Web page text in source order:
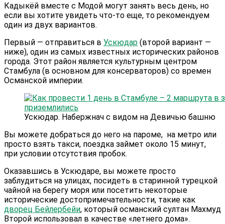
Кадыкёй вместе с Модой могут занять весь день, но
если вы хотите увидеть что-то еще, то рекомендуем
один из двух вариантов.
Первый — отправиться в Ускюдар (второй вариант —
ниже), один из самых известных исторических районов
города. Этот район является культурным центром
Стамбула (в основном для консерваторов) со времен
Османской империи.
Ускюдар. Набержнач с видом на Девичью башню
Вы можете добраться до него на пароме, на метро или
просто взять такси, поездка займет около 15 минут,
при условии отсутствия пробок.
Оказавшись в Ускюдаре, вы можете просто
заблудиться на улицах, посидеть в старинной турецкой
чайной на берегу моря или посетить некоторые
исторические достопримечательности, такие как
дворец Бейлербейи, который османский султан Махмуд
Второй использовал в качестве «летнего дома».